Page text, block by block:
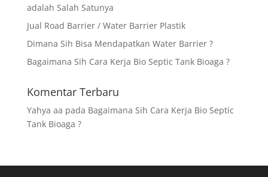
adalah Salah Satunya
Jual Road Barrier / Water Barrier Plastik
Dimana Sih Bisa Mendapatkan Water Barrier ?
Bagaimana Sih Cara Kerja Bio Septic Tank Bioaga ?
Komentar Terbaru
Yahya aa pada Bagaimana Sih Cara Kerja Bio Septic
Tank Bioaga ?